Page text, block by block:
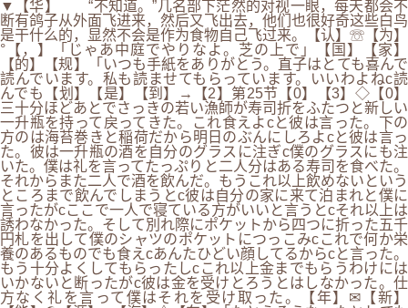
▼【华】 “不知道。”几名部下茫然的对视一眼，每天都会不
断有鸽子从外面飞进来，然后又飞出去，他们也很好奇这些白鸟
是干什么的，显然不会是作为食物自己飞过来。【认】☏【为】
°【，】「じゃあ中庭でやりなよ。芝の上で」【国】【家】
【的】【规】「いつも手紙をありがとう。直子はとても喜んで
読んでいます。私も読ませてもらっています。いいわよねc読
んでも【划】【是】【到】→【2】第25节【0】【3】◇【0】
三十分ほどあとでさっきの若い漁師が寿司折をふたつと新しい
一升瓶を持って戻ってきた。これ食えよcと彼は言った。下の
方のは海苔巻きと稲荷だから明日のぶんにしろよcと彼は言っ
た。彼は一升瓶の酒を自分のグラスに注ぎc僕のグラスにも注
いた。僕は礼を言ってたっぷりと二人分はある寿司を食べた。
それからまた二人で酒を飲んだ。もうこれ以上飲めないという
ところまで飲んでしまうとc彼は自分の家に来て泊まれと僕に
言ったがcここで一人で寝ている方がいいと言うとcそれ以上は
誘わなかった。そして別れ際にポケットから四つに折った五千
円札を出して僕のシャツのポケットにつっこみcこれで何か栄
養のあるものでも食えcあんたひどい顔してるからcと言った。
もう十分よくしてもらったしcこれ以上金までもらうわけには
いかないと断ったがc彼は金を受けとろうとはしなかった。仕
方なく礼を言って僕はそれを受け取った。【年】✉【新】